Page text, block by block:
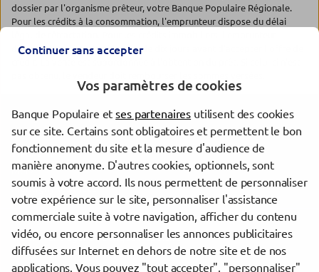
dossier par l'organisme prêteur, votre Banque Populaire Régionale.
Pour les crédits à la consommation, l'emprunteur dispose du délai
dispose d'un délai de réflexion de dix jours avant d'accepter l'offre de
Les agences Banque Populaire dans les villes à proximité
Thionville
Metz
Montigny-lès-Metz
Trouver une agence Banque Populaire
Moselle
Yutz
Continuer sans accepter
Vos paramètres de cookies
Banque Populaire etses partenaires utilisent des cookies
sur ce site. Certains sont obligatoires et permettent le bon
fonctionnement du site et la mesure d'audience de
manière anonyme. D'autres cookies, optionnels, sont
soumis à votre accord. Ils nous permettent de personnaliser
votre expérience sur le site, personnaliser l'assistance
commerciale suite à votre navigation, afficher du contenu
vidéo, ou encore personnaliser les annonces publicitaires
diffusées sur Internet en dehors de notre site et de nos
applications. Vous pouvez "tout accepter", "personnaliser"